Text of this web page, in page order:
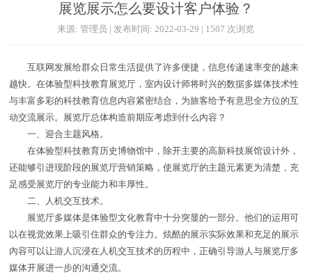
展览展示怎么要设计客户体验？
来源: 管理员 | 发布时间: 2022-03-29 | 1507 次浏览
互联网发展给群众日常生活提供了许多便捷，信息传递速率变的越来
越快。在体验型科技教育展览厅，室内设计师将时兴的数据多媒体技术性
与丰富多彩的科技教育信息内容紧密结合，为旅客给予有意思全方位的互
动交流展示。展览厅总体构造前期应考虑到什么內容？
一、迎合主题风格。
在体验型科技教育历史博物馆中，除开主要的高新科技展馆设计外，
还能够引进现阶段的展览厅营销策略，使展览厅的主题元素更为清楚，充
足感受展览厅的专业能力和丰厚性。
二、人机交互技术。
展览厅多媒体是体验型文化教育中十分突显的一部分。他们的运用可
以在视觉效果上吸引住群众的专注力。炫酷的展示实际效果和充足的展示
內容可以让游人沉浸在人机交互技术的历程中，正确引导游人与展览厅多
媒体开展进一步的沟通交流。